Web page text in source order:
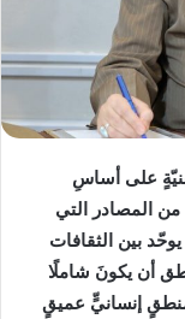
على أساسِ
المصادر التي
بين الثقافات
أن يكونَ شاملًا
إنسانيٍّ عميقٍ